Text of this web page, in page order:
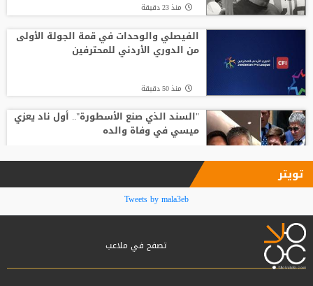
وفاة والد ليونيل ميسي عن 68 عاما
منذ 23 دقيقة
الفيصلي والوحدات في قمة الجولة الأولى
من الدوري الأردني للمحترفين
منذ 50 دقيقة
"السند الذي صنع الأسطورة".. أول ناد يعزي
ميسي في وفاة والده
مع انطلاق الموسم الكروي.. تطبيق تقنية
حكم الفيديو المساعد لأول مرة
تويتر
Tweets by mala3eb
تصفح في ملاعب